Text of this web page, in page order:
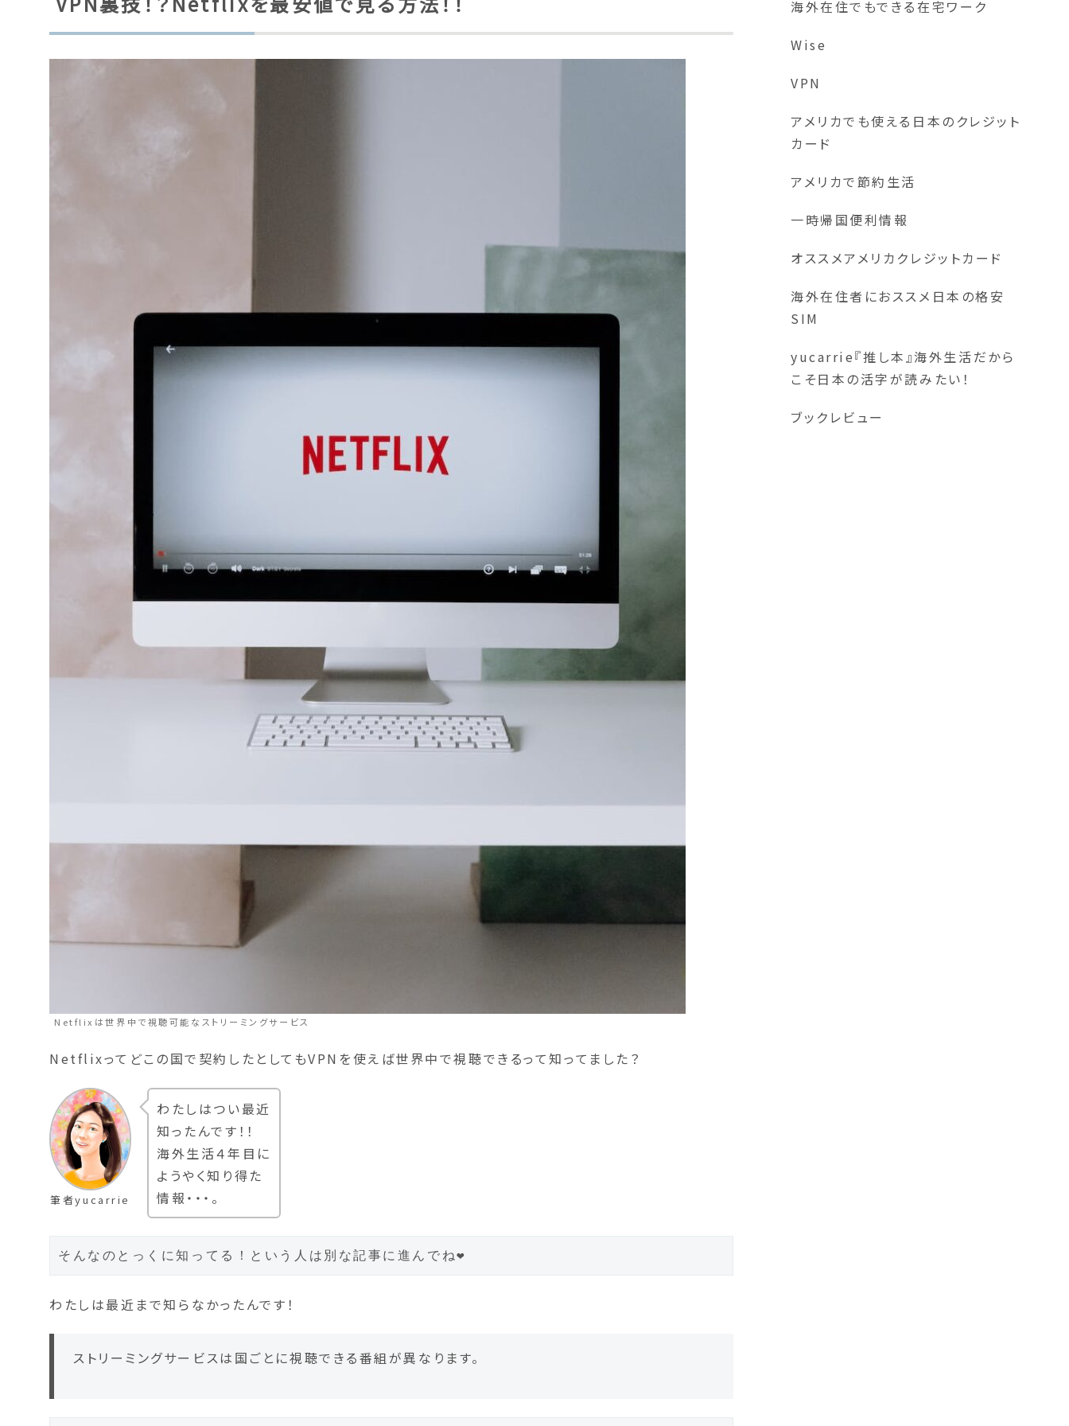
Netflixは世界中で視聴可能なストリーミングサービス
Netflixってどこの国で契約したとしてもVPNを使えば世界中で視聴できるって知ってました？
筆者yucarrie
わたしはつい最近
知ったんです！！
海外生活４年目に
ようやく知り得た
情報・・・。
そんなのとっくに知ってる！という人は別な記事に進んでね❤︎
わたしは最近まで知らなかったんです！
ストリーミングサービスは国ごとに視聴できる番組が異なります。
海外在住でもできる在宅ワーク
Wise
VPN
アメリカでも使える日本のクレジット
カード
アメリカで節約生活
一時帰国便利情報
オススメアメリカクレジットカード
海外在住者におススメ日本の格安
SIM
yucarrie『推し本』海外生活だから
こそ日本の活字が読みたい！
ブックレビュー